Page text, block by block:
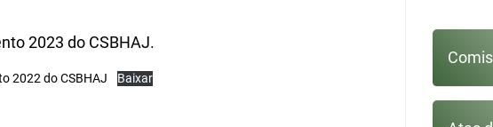
2023 do CSBHAJ.
2022 do CSBHAJ Baixar